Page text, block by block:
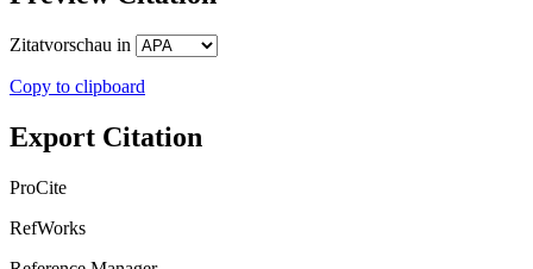
Zitatvorschau in
Copy to clipboard
Export Citation
ProCite
RefWorks